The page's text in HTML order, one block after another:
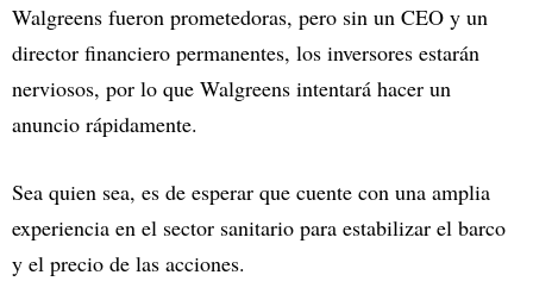
Walgreens fueron prometedoras, pero sin un CEO y un
director financiero permanentes, los inversores estarán
nerviosos, por lo que Walgreens intentará hacer un
anuncio rápidamente.
Sea quien sea, es de esperar que cuente con una amplia
experiencia en el sector sanitario para estabilizar el barco
y el precio de las acciones.